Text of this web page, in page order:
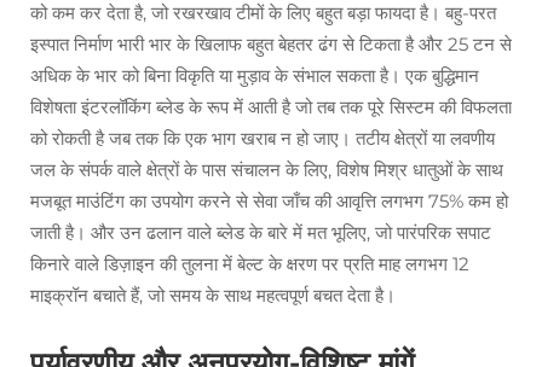
को कम कर देता है, जो रखरखाव टीमों के लिए बहुत बड़ा फायदा है। बहु-परत
इस्पात निर्माण भारी भार के खिलाफ बहुत बेहतर ढंग से टिकता है और 25 टन से
अधिक के भार को बिना विकृति या मुड़ाव के संभाल सकता है। एक बुद्धिमान
विशेषता इंटरलॉकिंग ब्लेड के रूप में आती है जो तब तक पूरे सिस्टम की विफलता
को रोकती है जब तक कि एक भाग खराब न हो जाए। तटीय क्षेत्रों या लवणीय
जल के संपर्क वाले क्षेत्रों के पास संचालन के लिए, विशेष मिश्र धातुओं के साथ
मजबूत माउंटिंग का उपयोग करने से सेवा जाँच की आवृत्ति लगभग 75% कम हो
जाती है। और उन ढलान वाले ब्लेड के बारे में मत भूलिए, जो पारंपरिक सपाट
किनारे वाले डिज़ाइन की तुलना में बेल्ट के क्षरण पर प्रति माह लगभग 12
माइक्रॉन बचाते हैं, जो समय के साथ महत्वपूर्ण बचत देता है।